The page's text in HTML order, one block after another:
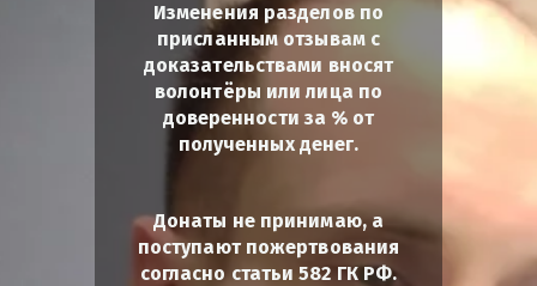
Изменения разделов по
присланным отзывам с
доказательствами вносят
волонтёры или лица по
доверенности за % от
полученных денег.
Донаты не принимаю, а
поступают пожертвования
согласно статьи 582 ГК РФ.